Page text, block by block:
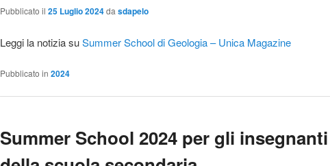
Pubblicato il 25 Luglio 2024da sdapelo
Leggi la notizia suSummer School di Geologia – Unica Magazine
Pubblicato in 2024
Summer School 2024 per gli insegnanti